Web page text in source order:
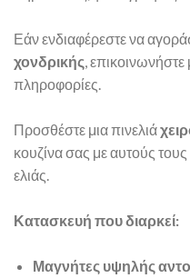
Εάν ενδιαφέρεστε να
χονδρικής, επικοινωνήστε
πληροφορίες.
Προσθέστε μια πινελιά
κουζίνα σας με αυτούς
ελιάς.
Κατασκευή που διαρκεί:
Μαγνήτες υψηλής